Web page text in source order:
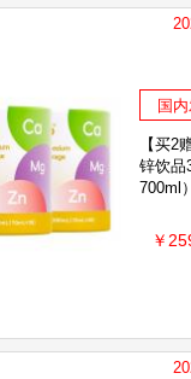
国
【买2
锌饮品
700ml）
￥